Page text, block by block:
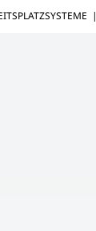
|